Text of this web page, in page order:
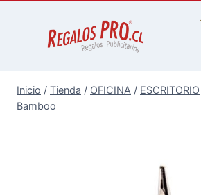
Inicio / Tienda / OFICINA / ESCRITORIO
Bamboo